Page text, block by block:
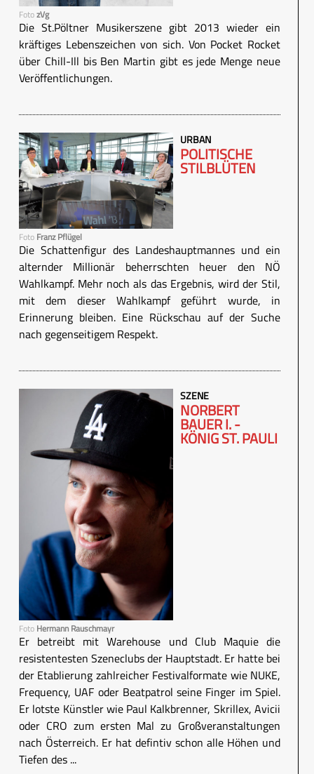
FotozVg
Die St.Pöltner Musikerszene gibt 2013 wieder ein
kräftiges Lebenszeichen von sich. Von Pocket Rocket
über Chill-Ill bis Ben Martin gibt es jede Menge neue
Veröffentlichungen.
Foto Franz Pflügel
URBAN
POLITISCHE
STILBLÜTEN
Die Schattenfigur des Landeshauptmannes und ein
alternder Millionär beherrschten heuer den NÖ
Wahlkampf. Mehr noch als das Ergebnis, wird der Stil,
mit dem dieser Wahlkampf geführt wurde, in
Erinnerung bleiben. Eine Rückschau auf der Suche
nach gegenseitigem Respekt.
Foto Hermann Rauschmayr
SZENE
NORBERT
BAUER I. -
KÖNIG ST. PAULI
Er betreibt mit Warehouse und Club Maquie die
resistentesten Szeneclubs der Hauptstadt. Er hatte bei
der Etablierung zahlreicher Festivalformate wie NUKE,
Frequency, UAF oder Beatpatrol seine Finger im Spiel.
Er lotste Künstler wie Paul Kalkbrenner, Skrillex, Avicii
oder CRO zum ersten Mal zu Großveranstaltungen
nach Österreich. Er hat defintiv schon alle Höhen und
Tiefen des ...